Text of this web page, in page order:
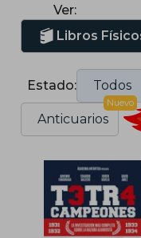
Ver:
Libros
Estado: Todos
Anticuarios
Nuevo